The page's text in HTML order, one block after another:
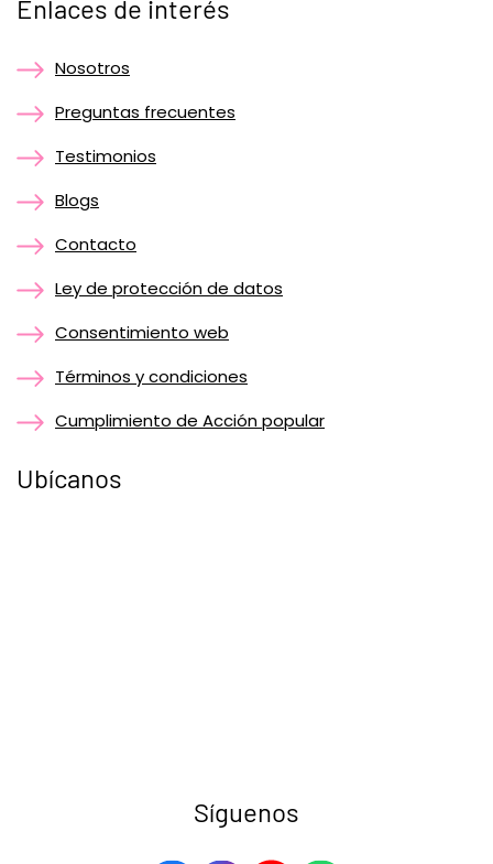
Enlaces de interés
Nosotros
Preguntas frecuentes
Testimonios
Blogs
Contacto
Ley de protección de datos
Consentimiento web
Términos y condiciones
Cumplimiento de Acción popular
Ubícanos
Síguenos